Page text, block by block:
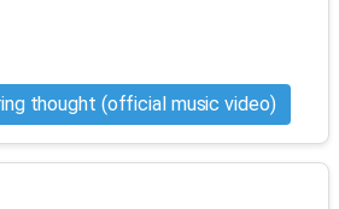
thought (official music video)